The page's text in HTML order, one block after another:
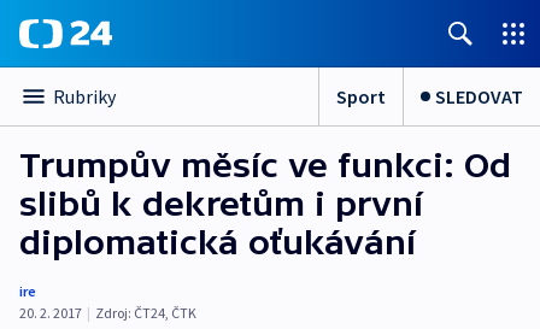
Rubriky Sport SLEDOVAT
Trumpův měsíc ve funkci: Od
slibů k dekretům i první
diplomatická oťukávání
ire
20. 2. 2017 | Zdroj: ČT24, ČTK